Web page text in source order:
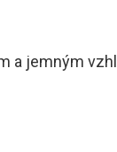
jemným